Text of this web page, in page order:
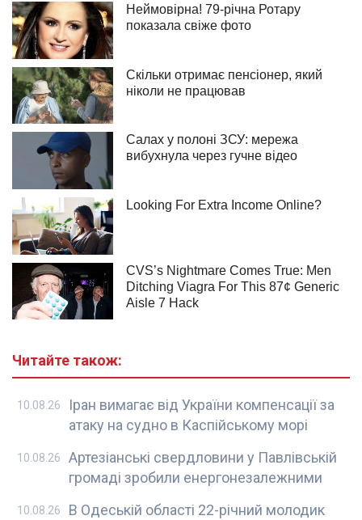
Читайте також:
Іран вимагає від України компенсації за
атаку на судно в Каспійському морі
10.08.26
Артезіанські свердловини у Павлівській
громаді зробили енергонезалежними
10.08.26
В Одеській області 22-річний молодик
10.08.26